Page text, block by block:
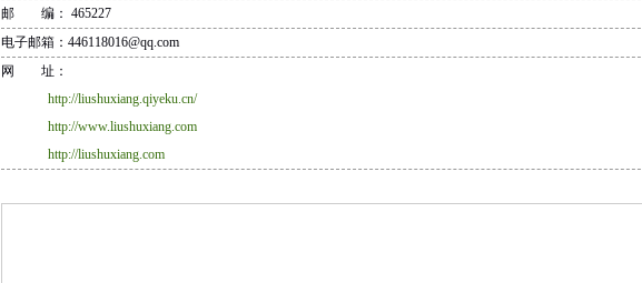
邮 编： 465227
电子邮箱：446118016@qq.com
网 址：
http://liushuxiang.qiyeku.cn/
http://www.liushuxiang.com
http://liushuxiang.com